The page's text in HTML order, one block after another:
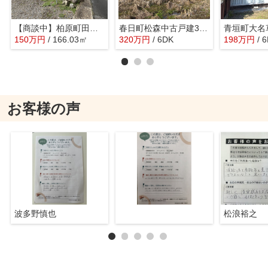
150万円 / 166.03㎡
320万円 / 6DK 198万円 /
お客様の声
波多野慎也 松浪裕之